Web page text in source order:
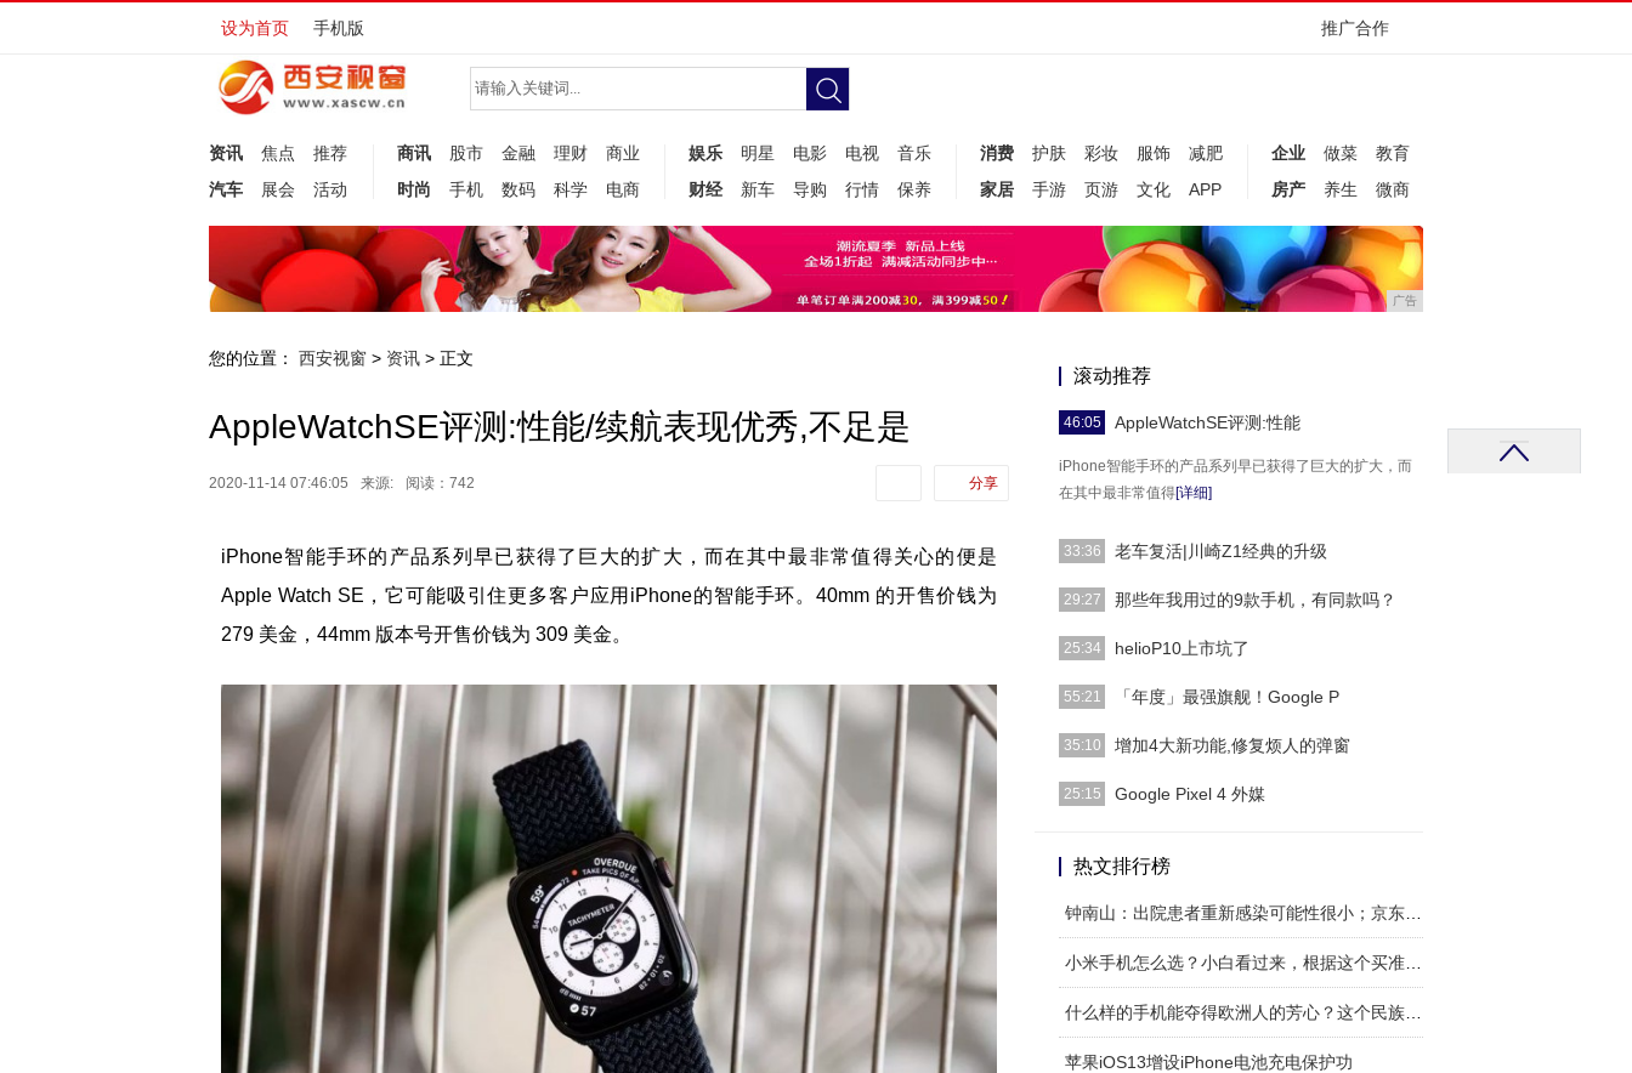
设为首页 手机版 推广合作
资讯 焦点
推荐
汽车
展会 活动
商讯 股市 金融 理财
商业
时尚
手机 数码 科学 电商
娱乐 明星 电影 电视
音乐
财经
新车 导购 行情 保养
消费 护肤 彩妆 服饰
减肥
家居
手游 页游 文化 APP
企业 做菜
教育
房产
养生 微商
广告
您的位置： 西安视窗 > 资讯 > 正文
AppleWatchSE评测:性能/续航表现优秀,不足是
2020-11-14 07:46:05 来源: 阅读：742 分享
iPhone智能手环的产品系列早已获得了巨大的扩大，而在其中最非常值得关心的便是
Apple Watch SE，它可能吸引住更多客户应用iPhone的智能手环。40mm 的开售价钱为
279 美金，44mm 版本号开售价钱为 309 美金。
滚动推荐
46:05 AppleWatchSE评测:性能
iPhone智能手环的产品系列早已获得了巨大的扩大，而
在其中最非常值得[详细]
33:36 老车复活|川崎Z1经典的升级
序言从今年3月2日起，我打开一个新的论文选题——“旧
29:27 那些年我用过的9款手机，有同款吗？
上一篇文章回顾了陪伴自己长大的车，这篇文章我决定再
25:34 helioP10上市坑了
MTK的MT6755（也名helio P10），现有想到和金立选
55:21 「年度」最强旗舰！Google P
尽管 Android 是全球最受欢迎的移动操作系统，但针对
35:10 增加4大新功能,修复烦人的弹窗
今日，iPhone消息推送了 iOS 14.2 GM 升级，与 bet
25:15 Google Pixel 4 外媒
面这句话来形容[详细]
热文排行榜
苹果iOS13增设iPhone电池充电保护功